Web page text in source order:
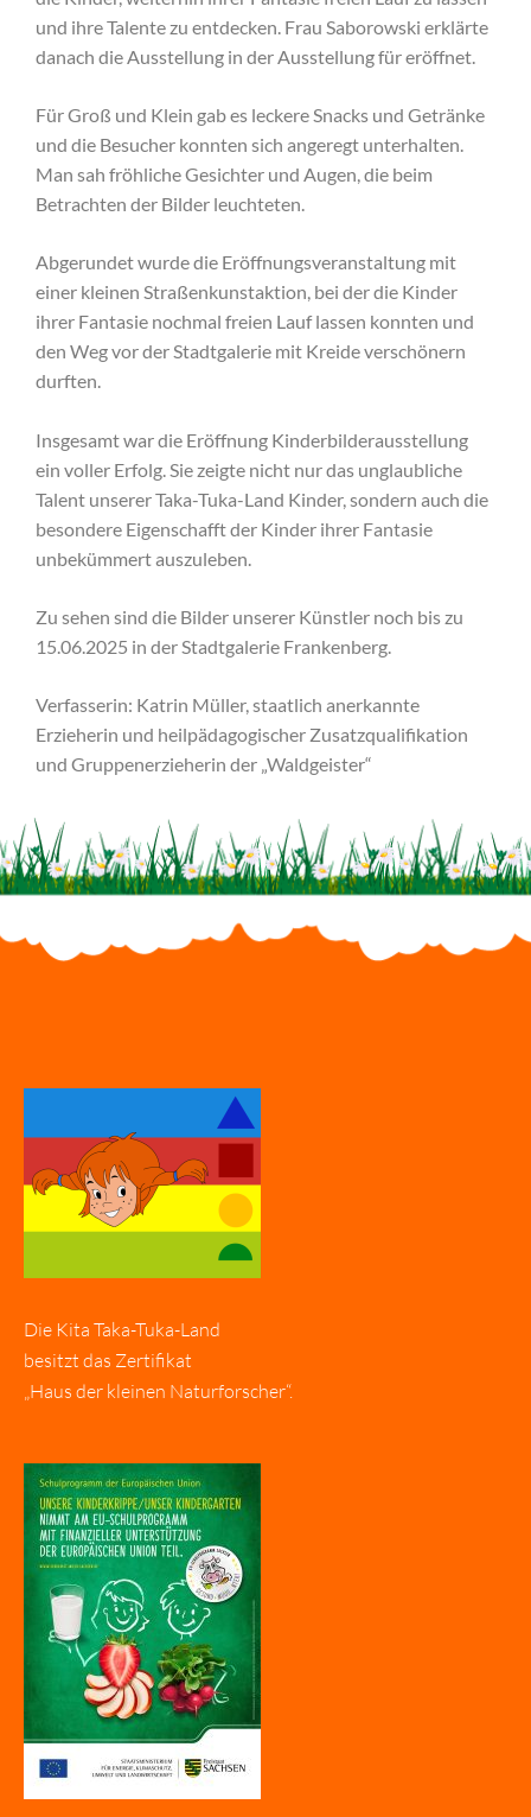
und ihre Talente zu entdecken. Frau Saborowski erklärte
danach die Ausstellung in der Ausstellung für eröffnet.
Für Groß und Klein gab es leckere Snacks und Getränke
und die Besucher konnten sich angeregt unterhalten.
Man sah fröhliche Gesichter und Augen, die beim
Betrachten der Bilder leuchteten.
Abgerundet wurde die Eröffnungsveranstaltung mit
einer kleinen Straßenkunstaktion, bei der die Kinder
ihrer Fantasie nochmal freien Lauf lassen konnten und
den Weg vor der Stadtgalerie mit Kreide verschönern
durften.
Insgesamt war die Eröffnung Kinderbilderausstellung
ein voller Erfolg. Sie zeigte nicht nur das unglaubliche
Talent unserer Taka-Tuka-Land Kinder, sondern auch die
besondere Eigenschafft der Kinder ihrer Fantasie
unbekümmert auszuleben.
Zu sehen sind die Bilder unserer Künstler noch bis zu
15.06.2025 in der Stadtgalerie Frankenberg.
Verfasserin: Katrin Müller, staatlich anerkannte
Erzieherin und heilpädagogischer Zusatzqualifikation
und Gruppenerzieherin der „Waldgeister“
Die Kita Taka-Tuka-Land
besitzt das Zertifikat
„Haus der kleinen Naturforscher“.